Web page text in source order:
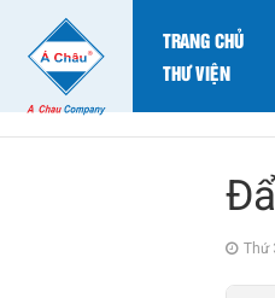
TRANG CHỦ
THƯ VIỆN
Thứ